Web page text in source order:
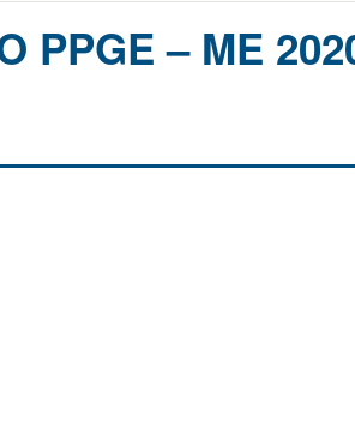
PPGE – ME